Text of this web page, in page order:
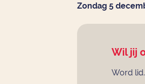
Zondag 5
Wil jij
Word